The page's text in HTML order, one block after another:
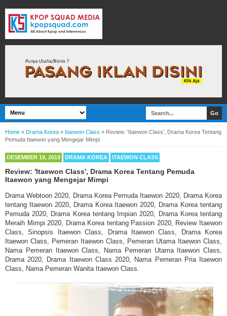
Home » Drama Korea » Itaewon Class » Review: 'Itaewon Class', Drama Korea Tentang
Pemuda Itaewon yang Mengejar Mimpi
DESEMBER 19, 2019 DRAMA KOREA ITAEWON CLASS
Review: 'Itaewon Class', Drama Korea Tentang Pemuda
Itaewon yang Mengejar Mimpi
Drama Webtoon 2020, Drama Korea Pemuda Itaewon 2020, Drama Korea
tentang Itaewon 2020, Drama Korea Itaewon 2020, Drama Korea tentang
Pemuda 2020, Drama Korea tentang Impian 2020, Drama Korea tentang
Meraih Mimpi 2020, Drama Korea tentang Passion 2020, Review Itaewon
Class, Sinopsis Itaewon Class, Drama Itaewon Class, Drama Korea
Itaewon Class, Pemeran Itaewon Class, Pemeran Utama Itaewon Class,
Nama Pemeran Itaewon Class, Nama Pemeran Utama Itaewon Class,
Drama 2020, Drama Itaewon Class 2020, Nama Pemeran Pria Itaewon
Class, Nama Pemeran Wanita Itaewon Class.